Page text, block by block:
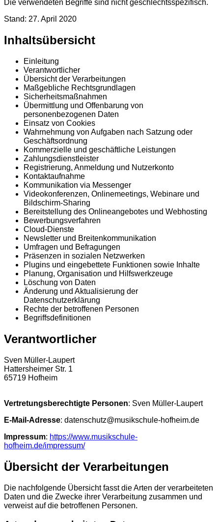
Die verwendeten Begriffe sind nicht geschlechtsspezifisch.
Stand: 27. April 2020
Inhaltsübersicht
Einleitung
Verantwortlicher
Übersicht der Verarbeitungen
Maßgebliche Rechtsgrundlagen
Sicherheitsmaßnahmen
Übermittlung und Offenbarung von
personenbezogenen Daten
Einsatz von Cookies
Wahrnehmung von Aufgaben nach Satzung oder
Geschäftsordnung
Kommerzielle und geschäftliche Leistungen
Zahlungsdienstleister
Registrierung, Anmeldung und Nutzerkonto
Kontaktaufnahme
Kommunikation via Messenger
Videokonferenzen, Onlinemeetings, Webinare und
Bildschirm-Sharing
Bereitstellung des Onlineangebotes und Webhosting
Bewerbungsverfahren
Cloud-Dienste
Newsletter und Breitenkommunikation
Umfragen und Befragungen
Präsenzen in sozialen Netzwerken
Plugins und eingebettete Funktionen sowie Inhalte
Planung, Organisation und Hilfswerkzeuge
Löschung von Daten
Änderung und Aktualisierung der
Datenschutzerklärung
Rechte der betroffenen Personen
Begriffsdefinitionen
Verantwortlicher
Sven Müller-Laupert
Hattersheimer Str. 1
65719 Hofheim
Vertretungsberechtigte Personen: Sven Müller-Laupert
E-Mail-Adresse: datenschutz@musikschule-hofheim.de
Impressum: https://www.musikschule-
hofheim.de/impressum/
Übersicht der Verarbeitungen
Die nachfolgende Übersicht fasst die Arten der verarbeiteten
Daten und die Zwecke ihrer Verarbeitung zusammen und
verweist auf die betroffenen Personen.